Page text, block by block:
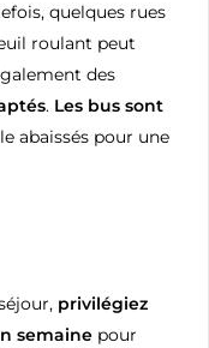
quelques rues
roulant peut
des
. Les bus sont
abaissés pour une
privilégiez
semaine pour